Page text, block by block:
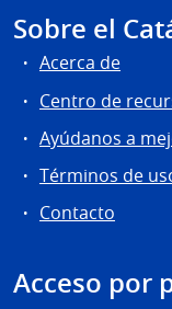
Sobre el
Acerca de
Centro de
Ayúdanos a
Términos de
Contacto
Acceso por